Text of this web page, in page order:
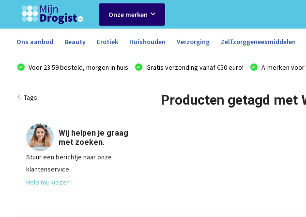
Onze merken
Ons aanbod Beauty Erotiek Huishouden Verzorging Zelfzorggeneesmiddelen
Voor 23:59 besteld, morgen in huis Gratis verzending vanaf €50 euro! A-merken
Tags
Wij helpen je graag
met zoeken.
Stuur een berichtje naar onze
klantenservice
Help mij kiezen
Producten getagd met